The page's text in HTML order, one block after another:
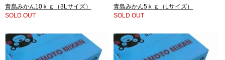
青島みかん10ｋｇ（3Lサイズ）
SOLD OUT
青島みかん5ｋｇ（Lサイズ）
SOLD OUT